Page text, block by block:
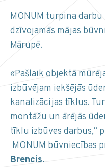
MONUM turpina
dzīvojamās mājas
Mārupē.
«Pašlaik objektā
izbūvējam iekšējās
kanalizācijas tīklus.
montāžu un ārējās
tīklu izbūves darbus,”
MONUM būvniecības
Brencis.